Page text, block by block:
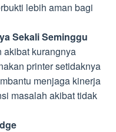
lebih aman bagi
Sekali Seminggu
akibat kurangnya
printer setidaknya
menjaga kinerja
masalah akibat tidak